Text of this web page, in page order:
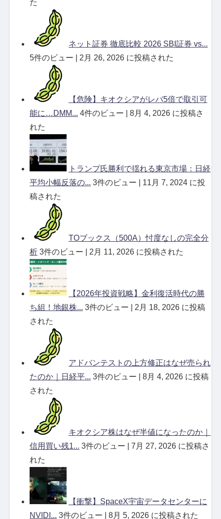
た
ネット証券 徹底比較 2026 SBI証券 vs...
5件のビュー
2月 26, 2026 に投稿された
【危険】キオクシアがレバ5倍で取引可
能に…DMM... 4件のビュー
8月 4, 2026 に投稿さ
れた
トランプ氏勝利で揺れる東京市場：日経
平均小幅反落の... 3件のビュー
11月 7, 2024 に投
稿された
TOブックス（500A）忖度なしの完全分
析 3件のビュー 2月 11, 2026 に投稿された
【2026年投資戦略】金利復活時代の勝
ち組！地銀株... 3件のビュー
2月 18, 2026 に投稿
された
アドバンテストの上方修正はなぜ売られ
たのか｜日経平... 3件のビュー
8月 4, 2026 に投稿
された
キオクシア株はなぜ半値になったのか｜
信用買い残1... 3件のビュー
7月 27, 2026 に投稿さ
れた
【衝撃】SpaceX宇宙データセンターに
NVIDI... 3件のビュー 8月 5, 2026 に投稿された